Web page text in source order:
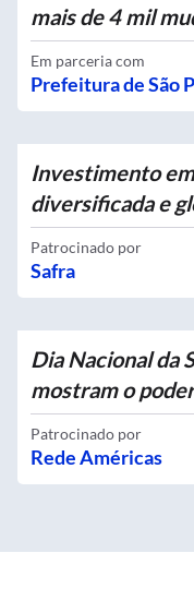
mais de 4 mil
Em parceria com
Prefeitura de São
Investimento
diversificada e
Patrocinado por
Safra
Dia Nacional da
mostram o
Patrocinado por
Rede Américas